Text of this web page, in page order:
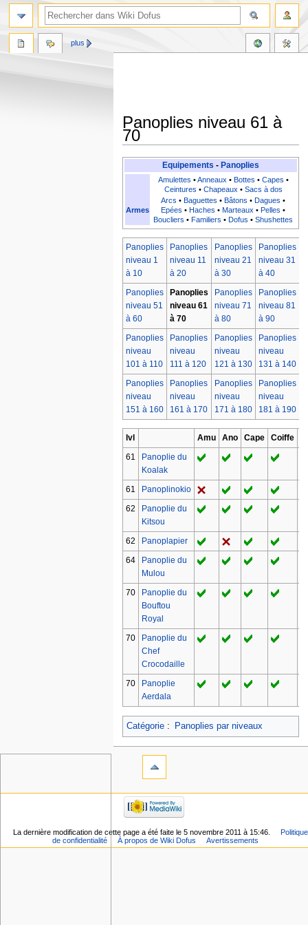
Panoplies niveau 61 à
70
à
navigation
à
Equipements - Panoplies
Amulettes •Anneaux • Bottes • Capes •
Ceintures • Chapeaux • Sacs à dos
Armes
Arcs •Baguettes •Bâtons •Dagues •
Epées •Haches •Marteaux •Pelles •
Boucliers •Familiers •Dofus •Shushettes
Panoplies
niveau 1
à 10
Panoplies
niveau 11
à 20
Panoplies
niveau 21
à 30
Panoplies
niveau 31
à 40
Panoplies
niveau 51
à 60
Panoplies
niveau 61
à 70
Panoplies
niveau 71
à 80
Panoplies
niveau 81
à 90
Panoplies
niveau
101 à 110
Panoplies
niveau
111 à 120
Panoplies
niveau
121 à 130
Panoplies
niveau
131 à 140
Panoplies
niveau
151 à 160
Panoplies
niveau
161 à 170
Panoplies
niveau
171 à 180
Panoplies
niveau
181 à 190
lvl Amu Ano Cape Coiffe
61
Panoplie du
Koalak
61
Panoplinokio
62
Panoplie du
Kitsou
62
Panoplapier
64
Panoplie du
Mulou
70
Panoplie du
Bouftou
Royal
70
Panoplie du
Chef
Crocodaille
70
Panoplie
Aerdala
Catégorie: Panoplies par niveaux
plus
La dernière modification de cette page a été faite le 5 novembre 2011 à 15:46.
Politique
de confidentialité
À propos de Wiki Dofus Avertissements